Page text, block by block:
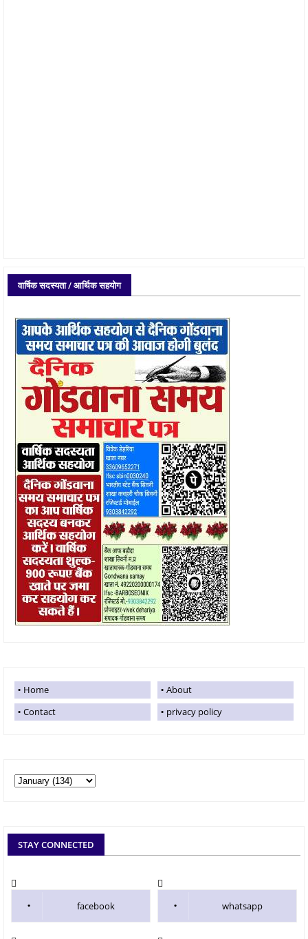
वार्षिक सदस्यता / आर्थिक सहयोग
Home
About
Contact
privacy policy
STAY CONNECTED
facebook whatsapp